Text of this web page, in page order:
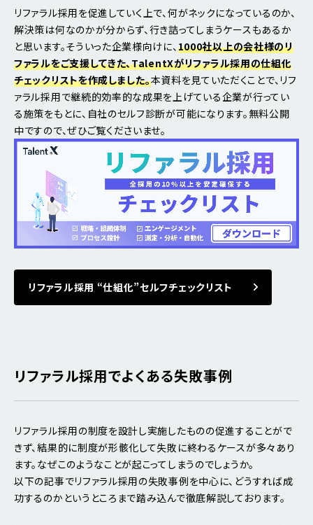
リファラル採用を促進していく上で、何がネックになっているのか、
解決策は何なのかが分からず、行き詰ってしまうケースもあるか
と思います。そういった企業様向けに、 1000社以上の会社様のリ
ファラルをご支援してきた、TalentXがリファラル採用の仕組化
チェックリストを作成しました。本資料を見ていただくことで、リフ
ァラル採用で継続的効率的な成果を上げている企業が行ってい
る施策をもとに、自社のセルフ診断が可能になります。無料公開
中ですので、ぜひご覧くださいませ。
リファラル採用 “仕組化”セルフチェックリスト
リファラル採用でよくある失敗事例
リファラル採用の制度を設計し実施したものの促進することがで
きず、結果的に制度が形骸化して失敗に終わるケースが多々あり
ます。なぜこのようなことが起こってしまうのでしょうか。
以下の記事でリファラル採用の失敗事例を中心に、どうすれば成
功するのかというところまで踏み込んで徹底解説しております。